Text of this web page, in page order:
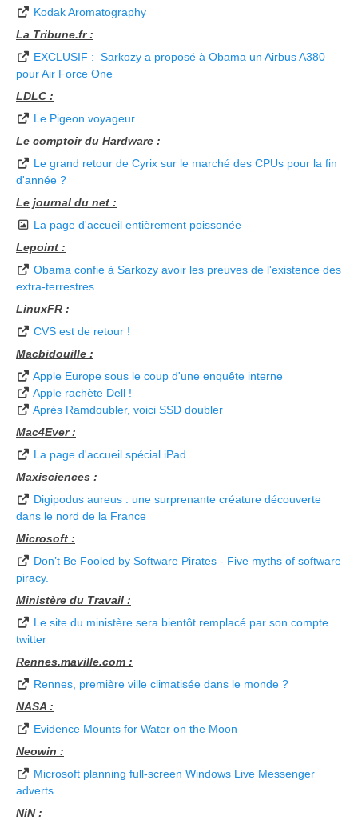
Kodak Aromatography
La Tribune.fr :
EXCLUSIF : Sarkozy a proposé à Obama un Airbus A380
pour Air Force One
LDLC :
Le Pigeon voyageur
Le comptoir du Hardware :
Le grand retour de Cyrix sur le marché des CPUs pour la fin
d'année ?
Le journal du net :
La page d'accueil entièrement poissonée
Lepoint :
Obama confie à Sarkozy avoir les preuves de l'existence des
extra-terrestres
LinuxFR :
CVS est de retour !
Macbidouille :
Apple Europe sous le coup d'une enquête interne
Apple rachète Dell !
Après Ramdoubler, voici SSD doubler
Mac4Ever :
La page d'accueil spécial iPad
Maxisciences :
Digipodus aureus : une surprenante créature découverte
dans le nord de la France
Microsoft :
Don’t Be Fooled by Software Pirates - Five myths of software
piracy.
Ministère du Travail :
Le site du ministère sera bientôt remplacé par son compte
twitter
Rennes.maville.com :
Rennes, première ville climatisée dans le monde ?
NASA :
Evidence Mounts for Water on the Moon
Neowin :
Microsoft planning full-screen Windows Live Messenger
adverts
NiN :